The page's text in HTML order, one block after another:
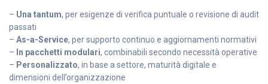
– Una tantum, per esigenze di verifica puntuale o revisione di audit
passati
– As-a-Service, per supporto continuo e aggiornamenti normativi
– In pacchetti modulari, combinabili secondo necessità operative
– Personalizzato, in base a settore, maturità digitale e
dimensioni dell’organizzazione